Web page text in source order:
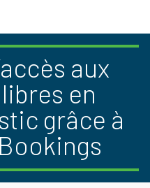
aux
en
grâce à